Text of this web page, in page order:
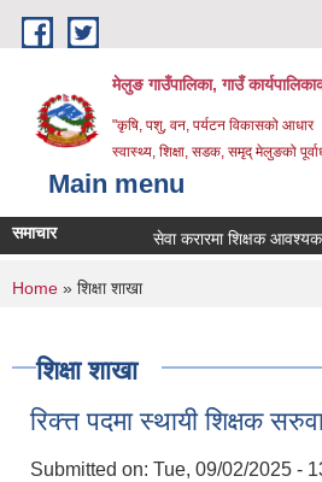
Skip to main content
मेलुङ गाउँपालिका, गाउँ
"कृषि, पशु, वन, पर्यटन विकासको आधार
स्वास्थ्य, शिक्षा, सडक, समृद् मेलुङको
Main menu
समाचार सेवा करारमा शिक्षक आवश्‍यकता
You are here
Home » शिक्षा शाखा
शिक्षा शाखा
रिक्त्त पदमा स्थायी शिक्षक
Submitted on: Tue, 09/02/2025 -